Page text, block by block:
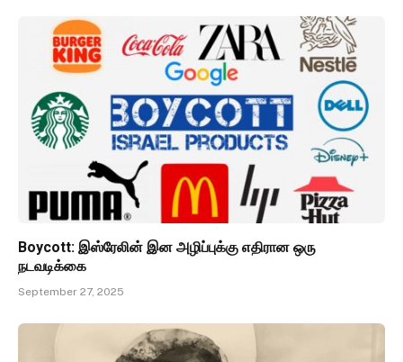
Boycott: இஸ்ரேலின் இன அழிப்புக்கு எதிரான ஒரு
நடவடிக்கை
September 27, 2025